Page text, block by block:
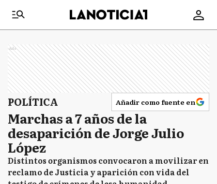
Ads
POLÍTICA Añadir como fuente en
Marchas a 7 años de la
desaparición de Jorge Julio
López
Distintos organismos convocaron a movilizar en
reclamo de Justicia y aparición con vida del